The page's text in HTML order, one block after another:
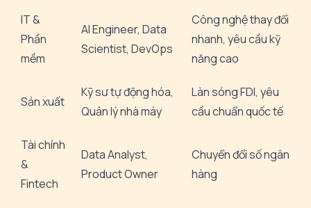
IT &
Phần
mềm
AI Engineer, Data
Scientist, DevOps
Công nghệ thay đổi
nhanh, yêu cầu kỹ
năng cao
Sản xuất
Kỹ sư tự động hóa,
Quản lý nhà máy
Làn sóng FDI, yêu
cầu chuẩn quốc tế
Tài chính
&
Fintech
Data Analyst,
Product Owner
Chuyển đổi số ngân
hàng